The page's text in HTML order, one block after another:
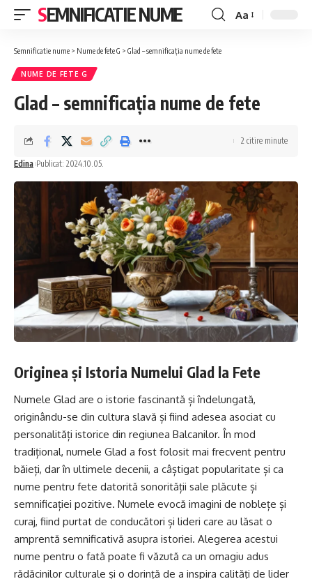
SEMNIFICATIE NUME
Font
Aa
Semnificatie nume > Nume de fete G > Glad – semnificația nume de fete
NUME DE FETE G
Glad – semnificația nume de fete
Edina Publicat: 2024.10.05.
2 citire minute
Originea și Istoria Numelui Glad la Fete
Numele Glad are o istorie fascinantă și îndelungată,
originându-se din cultura slavă și fiind adesea asociat cu
personalități istorice din regiunea Balcanilor. În mod
tradițional, numele Glad a fost folosit mai frecvent pentru
băieți, dar în ultimele decenii, a câștigat popularitate și ca
nume pentru fete datorită sonorității sale plăcute și
semnificației pozitive. Numele evocă imagini de noblețe și
curaj, fiind purtat de conducători și lideri care au lăsat o
amprentă semnificativă asupra istoriei. Alegerea acestui
nume pentru o fată poate fi văzută ca un omagiu adus
rădăcinilor culturale și o dorință de a inspira calități de lider